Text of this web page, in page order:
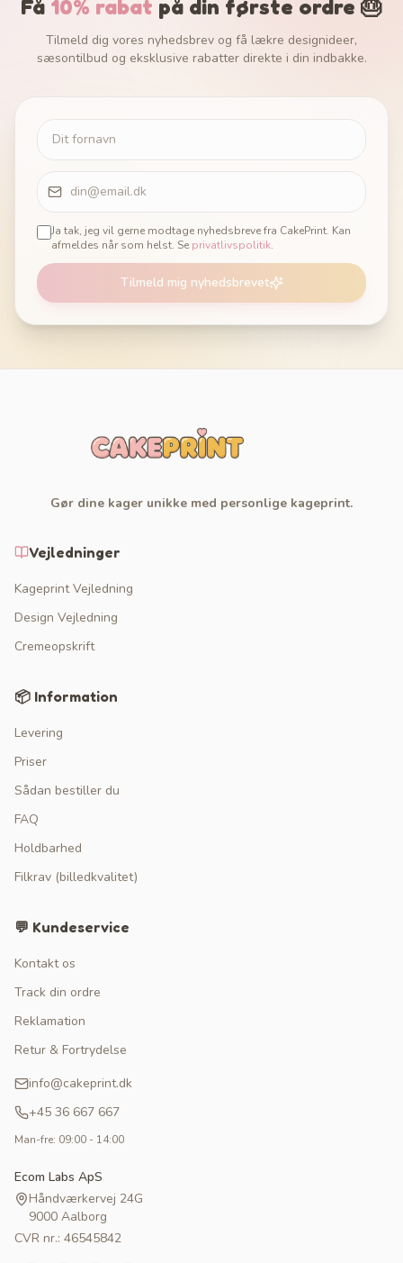
Få 10% rabat på din første ordre 🎂
Tilmeld dig vores nyhedsbrev og få lækre designideer,
sæsontilbud og eksklusive rabatter direkte i din indbakke.
Ja tak, jeg vil gerne modtage nyhedsbreve fra CakePrint. Kan
afmeldes når som helst. Se privatlivspolitik.
Tilmeld mig nyhedsbrevet
Gør dine kager unikke med personlige kageprint.
Vejledninger
Kageprint Vejledning
Design Vejledning
Cremeopskrift
📦 Information
Levering
Priser
Sådan bestiller du
FAQ
Holdbarhed
Filkrav (billedkvalitet)
💬 Kundeservice
Kontakt os
Track din ordre
Reklamation
Retur & Fortrydelse
info@cakeprint.dk
+45 36 667 667
Man-fre: 09:00 - 14:00
Ecom Labs ApS
Håndværkervej 24G
9000 Aalborg
CVR nr.: 46545842